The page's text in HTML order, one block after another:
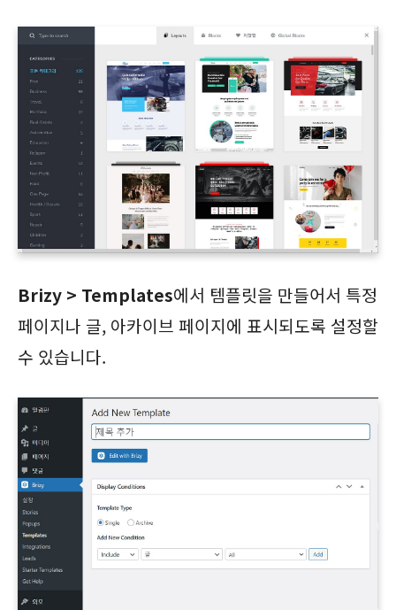
Brizy > Templates에서 템플릿을 만들어서 특정
페이지나 글, 아카이브 페이지에 표시되도록 설정할
수 있습니다.